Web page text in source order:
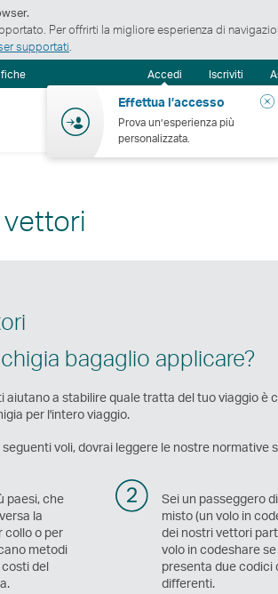
Per offrirti la migliore esperienza di
supportati
Centro
notifiche
Accedi
Effettua l’accesso
Prova un’esperienza più
personalizzata.
Iscriviti
Voli Vacanze Shopping
bagaglio applicare?
a stabilire quale tratta del tuo viaggio è
per l'intero viaggio.
voli, dovrai leggere le nostre normative
paesi, che
la
collo o per
metodi
del
Sei un passeggero
misto (un volo in
dei nostri vettori
volo in codeshare
presenta due codici
differenti.